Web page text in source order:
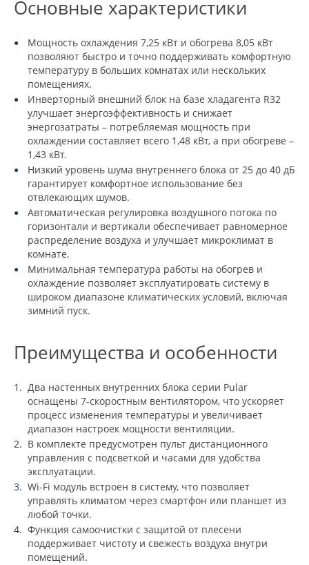
Основные характеристики
Мощность охлаждения 7,25 кВт и обогрева 8,05 кВт
позволяют быстро и точно поддерживать комфортную
температуру в больших комнатах или нескольких
помещениях.
Инверторный внешний блок на базе хладагента R32
улучшает энергоэффективность и снижает
энергозатраты – потребляемая мощность при
охлаждении составляет всего 1,48 кВт, а при обогреве –
1,43 кВт.
Низкий уровень шума внутреннего блока от 25 до 40 дБ
гарантирует комфортное использование без
отвлекающих шумов.
Автоматическая регулировка воздушного потока по
горизонтали и вертикали обеспечивает равномерное
распределение воздуха и улучшает микроклимат в
комнате.
Минимальная температура работы на обогрев и
охлаждение позволяет эксплуатировать систему в
широком диапазоне климатических условий, включая
зимний пуск.
Преимущества и особенности
Два настенных внутренних блока серии Pular
оснащены 7-скоростным вентилятором, что ускоряет
процесс изменения температуры и увеличивает
диапазон настроек мощности вентиляции.
В комплекте предусмотрен пульт дистанционного
управления с подсветкой и часами для удобства
эксплуатации.
Wi-Fi модуль встроен в систему, что позволяет
управлять климатом через смартфон или планшет из
любой точки.
Функция самоочистки с защитой от плесени
поддерживает чистоту и свежесть воздуха внутри
помещений.